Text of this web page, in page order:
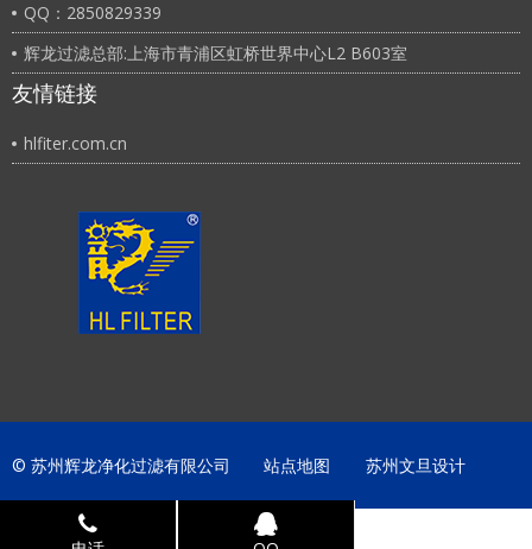
QQ：2850829339
辉龙过滤总部:上海市青浦区虹桥世界中心L2 B603室
友情链接
hlfiter.com.cn
© 苏州辉龙净化过滤有限公司 站点地图 苏州文旦设计